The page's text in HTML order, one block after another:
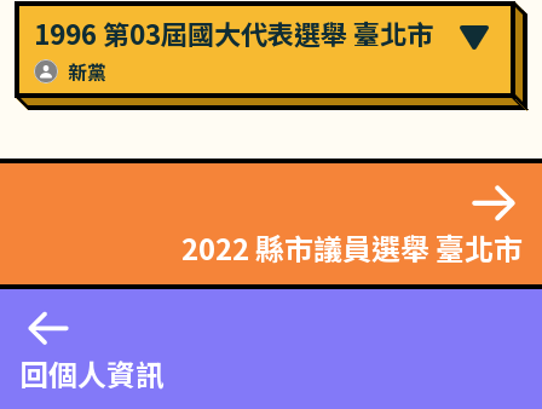
1996 第03屆國大代表選舉 臺北市
新黨
回個人資訊
2022 縣市議員選舉 臺北市